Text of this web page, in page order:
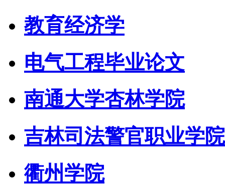
教育经济学
电气工程毕业论文
南通大学杏林学院
吉林司法警官职业学院
衢州学院